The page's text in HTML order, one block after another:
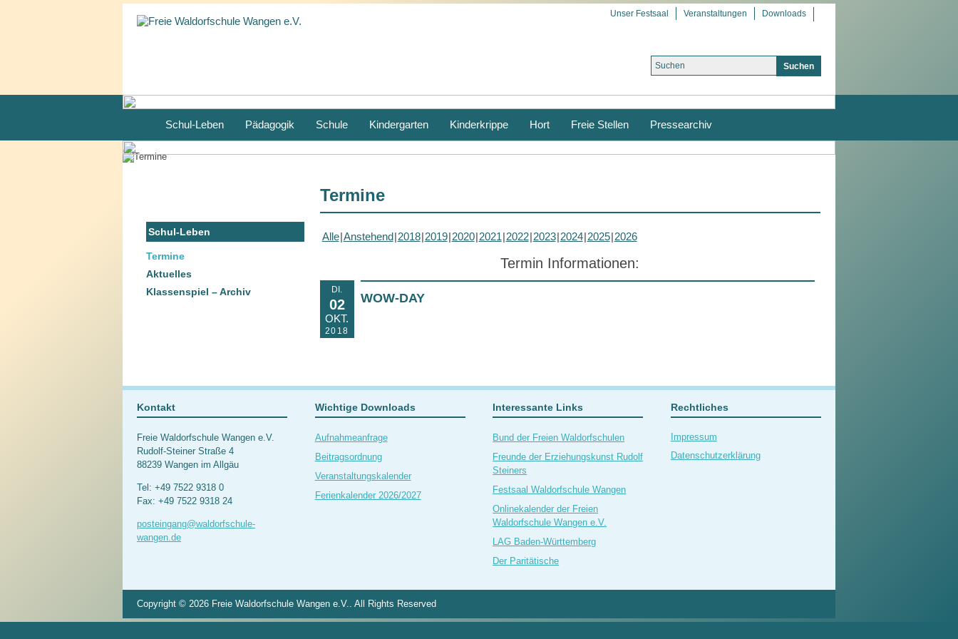
Unser Festsaal Veranstaltungen Downloads
Schul-Leben Pädagogik Schule Kindergarten Kinderkrippe Hort Freie Stellen Pressearchiv
Schul-Leben
Termine
Aktuelles
Klassenspiel – Archiv
Termine
Alle Anstehend 2018 2019 2020 2021 2022 2023 2024 2025 2026
Termin Informationen:
DI.
02
OKT.
2018
WOW-DAY
Kontakt
Freie Waldorfschule Wangen e.V.
Rudolf-Steiner Straße 4
88239 Wangen im Allgäu
Tel: +49 7522 9318 0
Fax: +49 7522 9318 24
posteingang@waldorfschule-
wangen.de
Wichtige Downloads
Aufnahmeanfrage
Beitragsordnung
Veranstaltungskalender
Ferienkalender 2026/2027
Interessante Links
Bund der Freien Waldorfschulen
Freunde der Erziehungskunst Rudolf
Steiners
Festsaal Waldorfschule Wangen
Onlinekalender der Freien
Waldorfschule Wangen e.V.
LAG Baden-Württemberg
Der Paritätische
Rechtliches
Impressum
Datenschutzerklärung
Copyright © 2026 Freie Waldorfschule Wangen e.V.. All Rights Reserved